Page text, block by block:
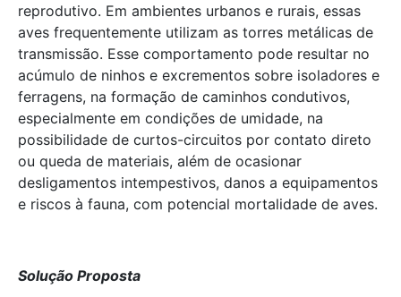
reprodutivo. Em ambientes urbanos e rurais, essas
aves frequentemente utilizam as torres metálicas de
transmissão. Esse comportamento pode resultar no
acúmulo de ninhos e excrementos sobre isoladores e
ferragens, na formação de caminhos condutivos,
especialmente em condições de umidade, na
possibilidade de curtos-circuitos por contato direto
ou queda de materiais, além de ocasionar
desligamentos intempestivos, danos a equipamentos
e riscos à fauna, com potencial mortalidade de aves.
Solução Proposta